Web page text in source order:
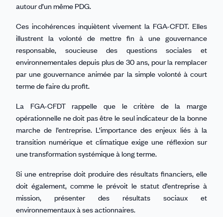
autour d’un même PDG.
Ces incohérences inquiètent vivement la FGA-CFDT. Elles
illustrent la volonté de mettre fin à une gouvernance
responsable, soucieuse des questions sociales et
environnementales depuis plus de 30 ans, pour la remplacer
par une gouvernance animée par la simple volonté à court
terme de faire du profit.
La FGA-CFDT rappelle que le critère de la marge
opérationnelle ne doit pas être le seul indicateur de la bonne
marche de l’entreprise. L’importance des enjeux liés à la
transition numérique et climatique exige une réflexion sur
une transformation systémique à long terme.
Si une entreprise doit produire des résultats financiers, elle
doit également, comme le prévoit le statut d’entreprise à
mission, présenter des résultats sociaux et
environnementaux à ses actionnaires.